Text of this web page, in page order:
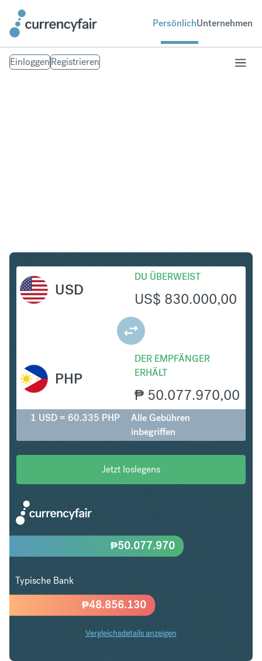
PersönlichUnternehmen
EinloggenRegistrieren
USD
DU ÜBERWEIST
US$ 830.000,00
DER EMPFÄNGER
ERHÄLT
₱ 50.077.970,00
PHP
1 USD = 60.335 PHP
Alle Gebühren
inbegriffen
Jetzt loslegens
₱48.856.130
₱50.077.970
Typische Bank
Vergleichsdetails anzeigen
USD in PHP Trends